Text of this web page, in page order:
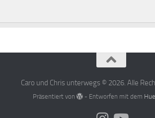
Caro und Chris unterwegs © 2026. Alle
Präsentiert von - Entworfen mit dem